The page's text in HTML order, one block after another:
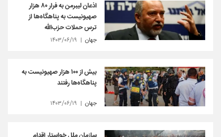
اذعان لیبرمن به فرار ۸۰ هزار
صهیونیست به پناهگاه‌ها از
ترس حملات حزب‌الله
جهان ۱۴۰۳/۰۶/۱۹
بیش از ۱۰۰ هزار صهیونیست به
پناهگاه‌ها رفتند
جهان ۱۴۰۳/۰۶/۱۹